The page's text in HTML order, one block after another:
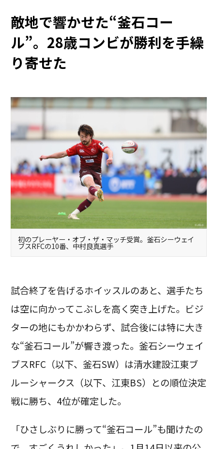
敵地で響かせた“釜石コー
ル”。28歳コンビが勝利を手繰
り寄せた
初のプレーヤー・オブ・ザ・マッチ受賞。釜石シーウェイ
ブスRFCの10番、中村良真選手
試合終了を告げるホイッスルのあと、選手たち
は空に向かってこぶしを高く突き上げた。ビジ
ターの地にもかかわらず、試合後には特に大き
な“釜石コール”が響き渡った。釜石シーウェイ
ブスRFC（以下、釜石SW）は清水建設江東ブ
ルーシャークス（以下、江東BS）との順位決定
戦に勝ち、4位が確定した。
「ひさしぶりに勝って“釜石コール”も聞けたの